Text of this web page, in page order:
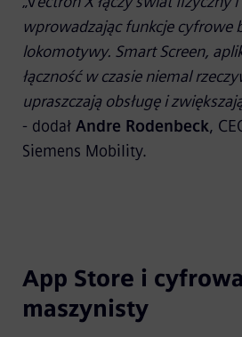
wprowadzając funkcje cyfrowe
lokomotywy. Smart Screen,
łączność w czasie niemal
upraszczają obsługę i
- dodał Andre Rodenbeck,
Siemens Mobility.
App Store i
maszynisty